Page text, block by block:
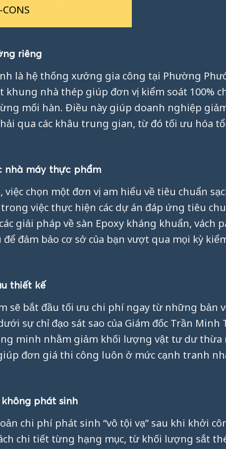
riêng
là hệ thống xưởng gia công tại Phường
khung nhà thép giúp đơn vị kiểm soát 100%
mối hàn. Điều này giúp doanh nghiệp
qua các khâu trung gian, từ đó tối ưu hóa
nhà máy thực phẩm
chọn một đơn vị am hiểu về tiêu chuẩn
việc thực hiện các dự án đáp ứng tiêu
giải pháp về sàn Epoxy kháng khuẩn, vách
đảm bảo cơ sở của bạn vượt qua mọi kỳ
thiết kế
sẽ bắt đầu tối ưu chi phí ngay từ những bản
sự chỉ đạo sát sao của Giám đốc Trần Minh
minh nhằm giảm khối lượng vật tư dư thừa
đơn giá thi công luôn ở mức cạnh tranh
phát sinh
chi phí phát sinh “vô tội vạ” sau khi khởi
chi tiết từng hạng mục, từ khối lượng sắt